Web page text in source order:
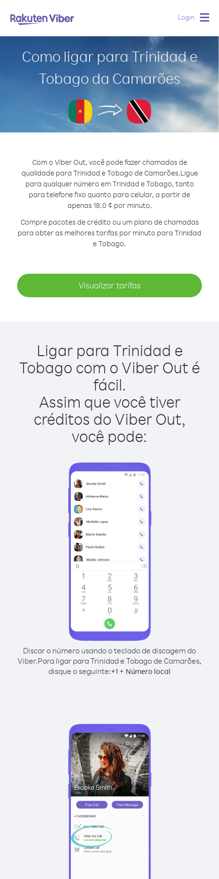
Login
Como ligar para Trinidad e
Tobago da Camarões
Com o Viber Out, você pode fazer chamadas de
qualidade para Trinidad e Tobago de Camarões.Ligue
para qualquer número em Trinidad e Tobago, tanto
para telefone fixo quanto para celular, a partir de
apenas 18.0 ¢ por minuto.
Compre pacotes de crédito ou um plano de chamadas
para obter as melhores tarifas por minuto para Trinidad
e Tobago.
Visualizar tarifas
Ligar para Trinidad e
Tobago com o Viber Out é
fácil.
Assim que você tiver
créditos do Viber Out,
você pode:
Discar o número usando o teclado de discagem do
Viber.Para ligar para Trinidad e Tobago de Camarões,
disque o seguinte:+1 + Número local